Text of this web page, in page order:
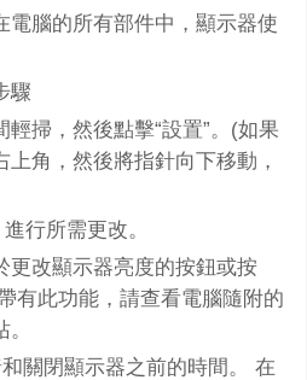
電腦的所有部件中，顯示器使
驟
掃，然後點擊“設置”。(如果
角，然後將指針向下移動，
行所需更改。
更改顯示器亮度的按鈕或按
有此功能，請查看電腦隨附的
關閉顯示器之前的時間。 在